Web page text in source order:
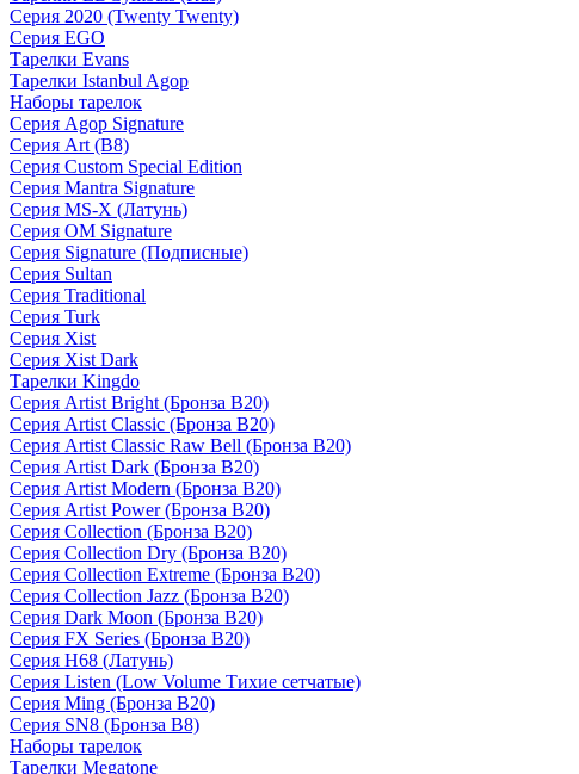
Серия 2020 (Twenty Twenty)
Серия EGO
Тарелки Evans
Тарелки Istanbul Agop
Наборы тарелок
Серия Agop Signature
Серия Art (B8)
Серия Custom Special Edition
Серия Mantra Signature
Серия MS-X (Латунь)
Серия OM Signature
Серия Signature (Подписные)
Серия Sultan
Серия Traditional
Серия Turk
Серия Xist
Серия Xist Dark
Тарелки Kingdo
Серия Artist Bright (Бронза B20)
Серия Artist Classic (Бронза B20)
Серия Artist Classic Raw Bell (Бронза B20)
Серия Artist Dark (Бронза B20)
Серия Artist Modern (Бронза B20)
Серия Artist Power (Бронза B20)
Серия Collection (Бронза B20)
Серия Collection Dry (Бронза B20)
Серия Collection Extreme (Бронза B20)
Серия Collection Jazz (Бронза B20)
Серия Dark Moon (Бронза B20)
Серия FX Series (Бронза B20)
Серия H68 (Латунь)
Серия Listen (Low Volume Тихие сетчатые)
Серия Ming (Бронза B20)
Серия SN8 (Бронза B8)
Наборы тарелок
Тарелки Megatone